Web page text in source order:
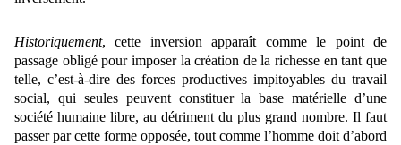
Historiquement, cette inversion apparaît comme le point de
passage obligé pour imposer la création de la richesse en tant que
telle, c’est-à-dire des forces productives impitoyables du travail
social, qui seules peuvent constituer la base matérielle d’une
société humaine libre, au détriment du plus grand nombre. Il faut
passer par cette forme opposée, tout comme l’homme doit d’abord